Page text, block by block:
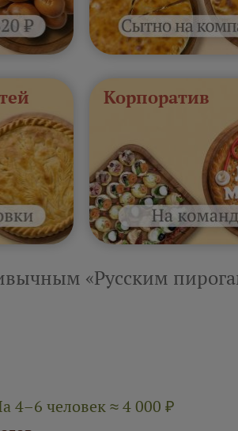
Корпоратив
«Русским
4–6 человек ≈ 4 000 ₽